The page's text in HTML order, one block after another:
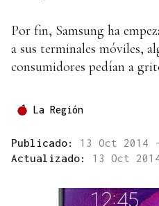
Por fin, Samsung ha
a sus terminales móviles,
consumidores pedían a
La Región
Publicado: 13 Oct 2014
Actualizado: 13 Oct